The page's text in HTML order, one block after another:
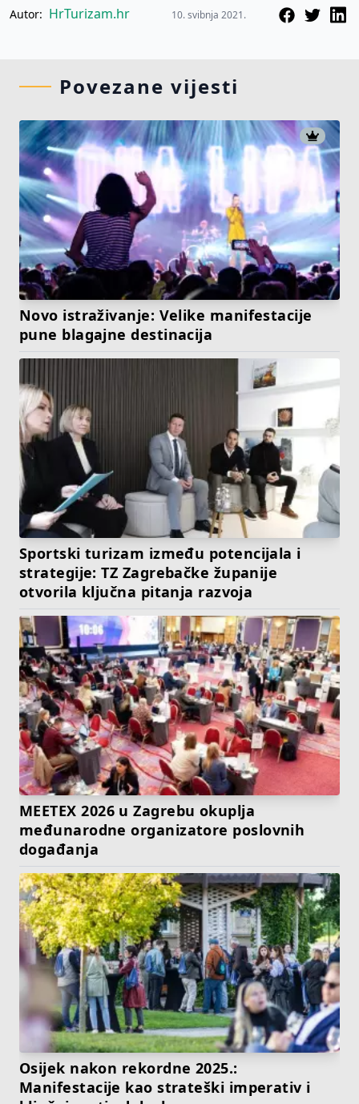
Autor: HrTurizam.hr 10. svibnja 2021.
Povezane vijesti
Novo istraživanje: Velike manifestacije
pune blagajne destinacija
Sportski turizam između potencijala i
strategije: TZ Zagrebačke županije
otvorila ključna pitanja razvoja
MEETEX 2026 u Zagrebu okuplja
međunarodne organizatore poslovnih
događanja
Osijek nakon rekordne 2025.:
Manifestacije kao strateški imperativ i